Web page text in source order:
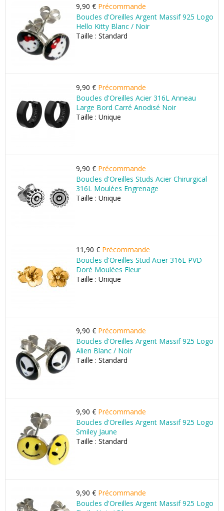
9,90 € Précommande
Boucles d'Oreilles Argent Massif 925 Logo
Hello Kitty Blanc / Noir
Taille : Standard
9,90 € Précommande
Boucles d'Oreilles Acier 316L Anneau
Large Bord Carré Anodisé Noir
Taille : Unique
9,90 € Précommande
Boucles d'Oreilles Studs Acier Chirurgical
316L Moulées Engrenage
Taille : Unique
11,90 € Précommande
Boucles d'Oreilles Stud Acier 316L PVD
Doré Moulées Fleur
Taille : Unique
9,90 € Précommande
Boucles d'Oreilles Argent Massif 925 Logo
Alien Blanc / Noir
Taille : Standard
9,90 € Précommande
Boucles d'Oreilles Argent Massif 925 Logo
Smiley Jaune
Taille : Standard
9,90 € Précommande
Boucles d'Oreilles Argent Massif 925 Logo